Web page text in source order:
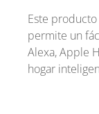
Este
permite un
Alexa, Apple
hogar